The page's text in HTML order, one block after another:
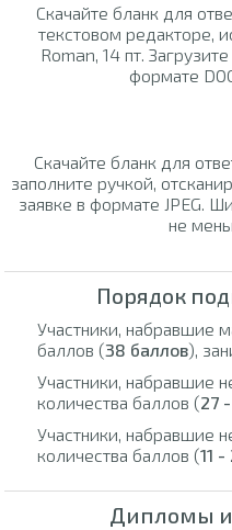
Скачайте бланк для
текстовом редакторе,
Roman, 14 пт.
формате
Скачайте бланк для
заполните ручкой,
заявке в формате JPEG.
не
Порядок
Участники, набравшие
баллов (38 баллов),
Участники, набравшие
количества баллов (27
Участники, набравшие
количества баллов (11
Дипломы и